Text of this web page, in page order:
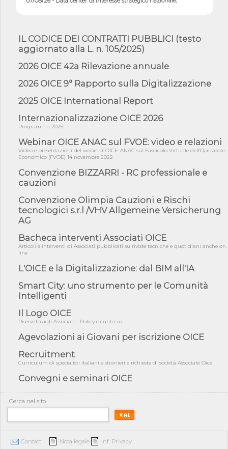
interventi pe...
07/08/26 - Ponte sullo Stretto di Messina: deliberata la
sussistenza di...
07/08/26 - Tunnel Brennero, dal Cipess via libera al quinto lotto
06/08/26 - Istat, produzione industriale in calo dell'1% a giugno,
con ...
riqualificazione sism...
06/08/26 - CdM: approvato il d.lgs. di adeguamento all’AI Act in
06/08/26 - DDL delegazione europea in Cdm per recepimento
norme UE in m...
05/08/26 - DL Infrastrutture e PNRR è legge: approvata oggi la
fiducia...
05/08/26 - Focus OICE sul DDL di riforma della responsabilità
05/08/26 - Anac: pubblicata la Relazione illustrativa al Bando tipo
2 s...
05/08/26 - SAVE THE DATE: Assemblea Pubblica Confindustria
Professioni ...
05/08/26 - Successo OICE per il bando della Città metropolitana
di Reg...
05/08/26 - Lettera OICE per il bando della Giunta Regionale della
Campa...
04/08/26 - DL PA: previste cancellazioni da elenchi professionisti
per ...
04/08/26 - International Sustainable Buildings Competition -
COP31, An...
04/08/26 - CdS, project financing: progetto di fattibilità da
04/08/26 - Rapporto Anac corruzione 2020-2026: procedimenti
penali per ...
04/08/26 - CdS: partecipazione alla gara non equivale ad
acquiescenza r...
04/08/26 - DL Infrastrutture approvato alla Camera, passa ora al
IL CODICE DEI CONTRATTI PUBBLICI (testo
aggiornato alla L. n. 105/2025)
2026 OICE 42a Rilevazione annuale
2026 OICE 9° Rapporto sulla Digitalizzazione
2025 OICE International Report
Internazionalizzazione OICE 2026
Programma 2025
Webinar OICE ANAC sul FVOE: video e relazioni
Video e presentazioni del webinar OICE-ANAC sul Fascicolo Virtuale dell'Operatore
Economico (FVOE) 14 novembre 2022
Convenzione BIZZARRI - RC professionale e
cauzioni
Convenzione Olimpia Cauzioni e Rischi
tecnologici s.r.l /VHV Allgemeine Versicherung
AG
Bacheca interventi Associati OICE
Articoli e interventi di Associati pubblicati su riviste tecniche e quotidiani anche on
line
L'OICE e la Digitalizzazione: dal BIM all'IA
Smart City: uno strumento per le Comunità
Intelligenti
Il Logo OICE
Riservato agli Associati - Policy di utilizzo
Agevolazioni ai Giovani per iscrizione OICE
Recruitment
Curriculum di specialisti italiani e stranieri e richieste di società Associate Oice
Convegni e seminari OICE
Cerca nel sito
Contatti Nota legale Inf. Privacy